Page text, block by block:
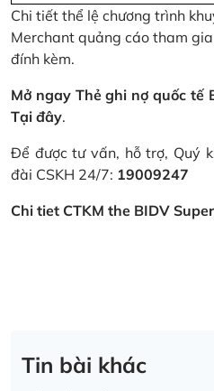
Chi tiết thể lệ chương trình
Merchant quảng cáo tham
đính kèm.
Mở ngay Thẻ ghi nợ quốc tế
Tại đây.
Để được tư vấn, hỗ trợ, Quý
đài CSKH 24/7: 19009247
Chi tiet CTKM the BIDV
Tin bài khác